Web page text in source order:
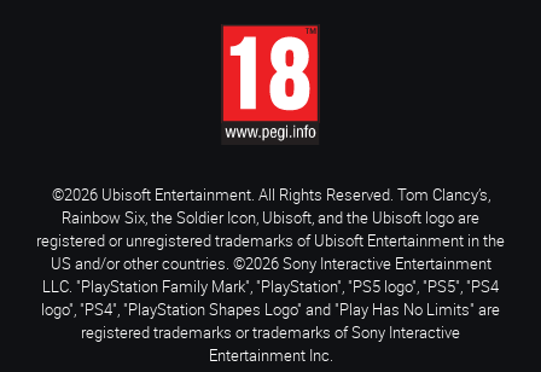
©2026 Ubisoft Entertainment. All Rights Reserved. Tom Clancy’s,
Rainbow Six, the Soldier Icon, Ubisoft, and the Ubisoft logo are
registered or unregistered trademarks of Ubisoft Entertainment in the
US and/or other countries. ©2026 Sony Interactive Entertainment
LLC. "PlayStation Family Mark", "PlayStation", "PS5 logo", "PS5", "PS4
logo", "PS4", "PlayStation Shapes Logo" and "Play Has No Limits" are
registered trademarks or trademarks of Sony Interactive
Entertainment Inc.